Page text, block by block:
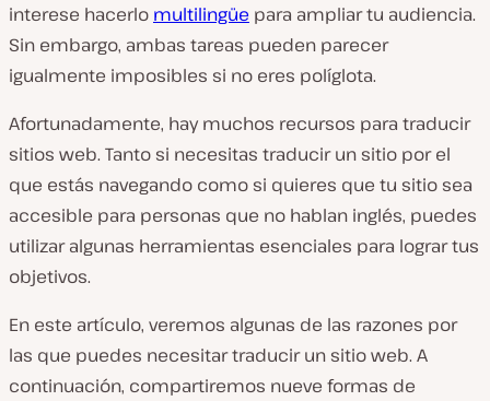
interese hacerlo multilingüe para ampliar tu audiencia.
Sin embargo, ambas tareas pueden parecer
igualmente imposibles si no eres políglota.
Afortunadamente, hay muchos recursos para traducir
sitios web. Tanto si necesitas traducir un sitio por el
que estás navegando como si quieres que tu sitio sea
accesible para personas que no hablan inglés, puedes
utilizar algunas herramientas esenciales para lograr tus
objetivos.
En este artículo, veremos algunas de las razones por
las que puedes necesitar traducir un sitio web. A
continuación, compartiremos nueve formas de